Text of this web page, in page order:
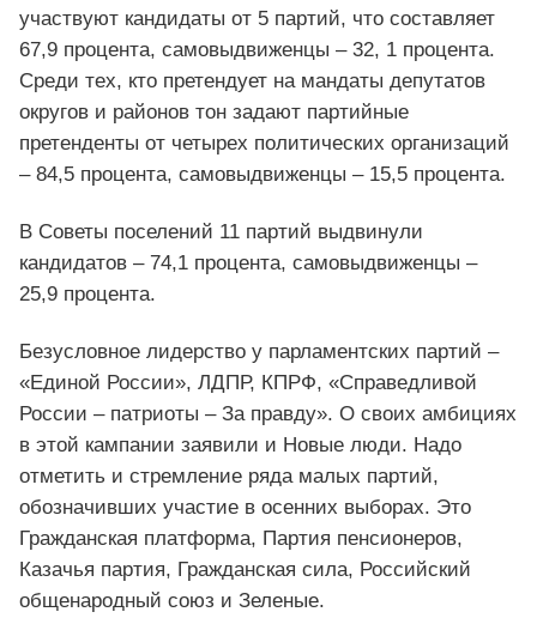
участвуют кандидаты от 5 партий, что составляет
67,9 процента, самовыдвиженцы – 32, 1 процента.
Среди тех, кто претендует на мандаты депутатов
округов и районов тон задают партийные
претенденты от четырех политических организаций
– 84,5 процента, самовыдвиженцы – 15,5 процента.
В Советы поселений 11 партий выдвинули
кандидатов – 74,1 процента, самовыдвиженцы –
25,9 процента.
Безусловное лидерство у парламентских партий –
«Единой России», ЛДПР, КПРФ, «Справедливой
России – патриоты – За правду». О своих амбициях
в этой кампании заявили и Новые люди. Надо
отметить и стремление ряда малых партий,
обозначивших участие в осенних выборах. Это
Гражданская платформа, Партия пенсионеров,
Казачья партия, Гражданская сила, Российский
общенародный союз и Зеленые.